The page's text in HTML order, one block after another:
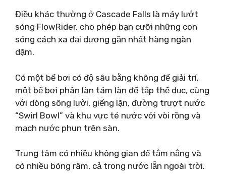
Điều khác thường ở Cascade Falls là máy lướt
sóng FlowRider, cho phép bạn cưỡi những con
sóng cách xa đại dương gần nhất hàng ngàn
dặm.
Có một bể bơi có độ sâu bằng không để giải trí,
một bể bơi phân làn tám làn để tập thể dục, cùng
với dòng sông lười, giếng lặn, đường trượt nước
“Swirl Bowl” và khu vực té nước với vòi rồng và
mạch nước phun trên sàn.
Trung tâm có nhiều không gian để tắm nắng và
có nhiều bóng râm, cả trong nước lẫn ngoài trời.